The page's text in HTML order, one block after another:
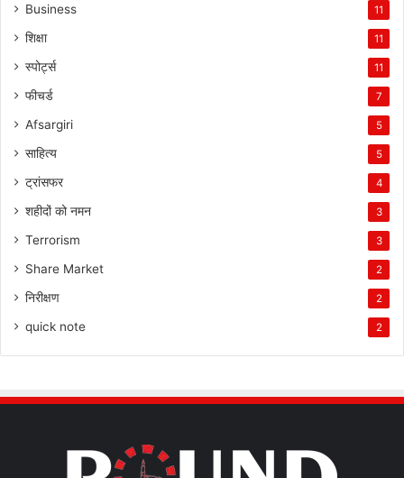
Business 11
शिक्षा 11
स्पोर्ट्स 11
फीचर्ड 7
Afsargiri 5
साहित्य 5
ट्रांसफर 4
शहीदों को नमन 3
Terrorism 3
Share Market 2
निरीक्षण 2
quick note 2